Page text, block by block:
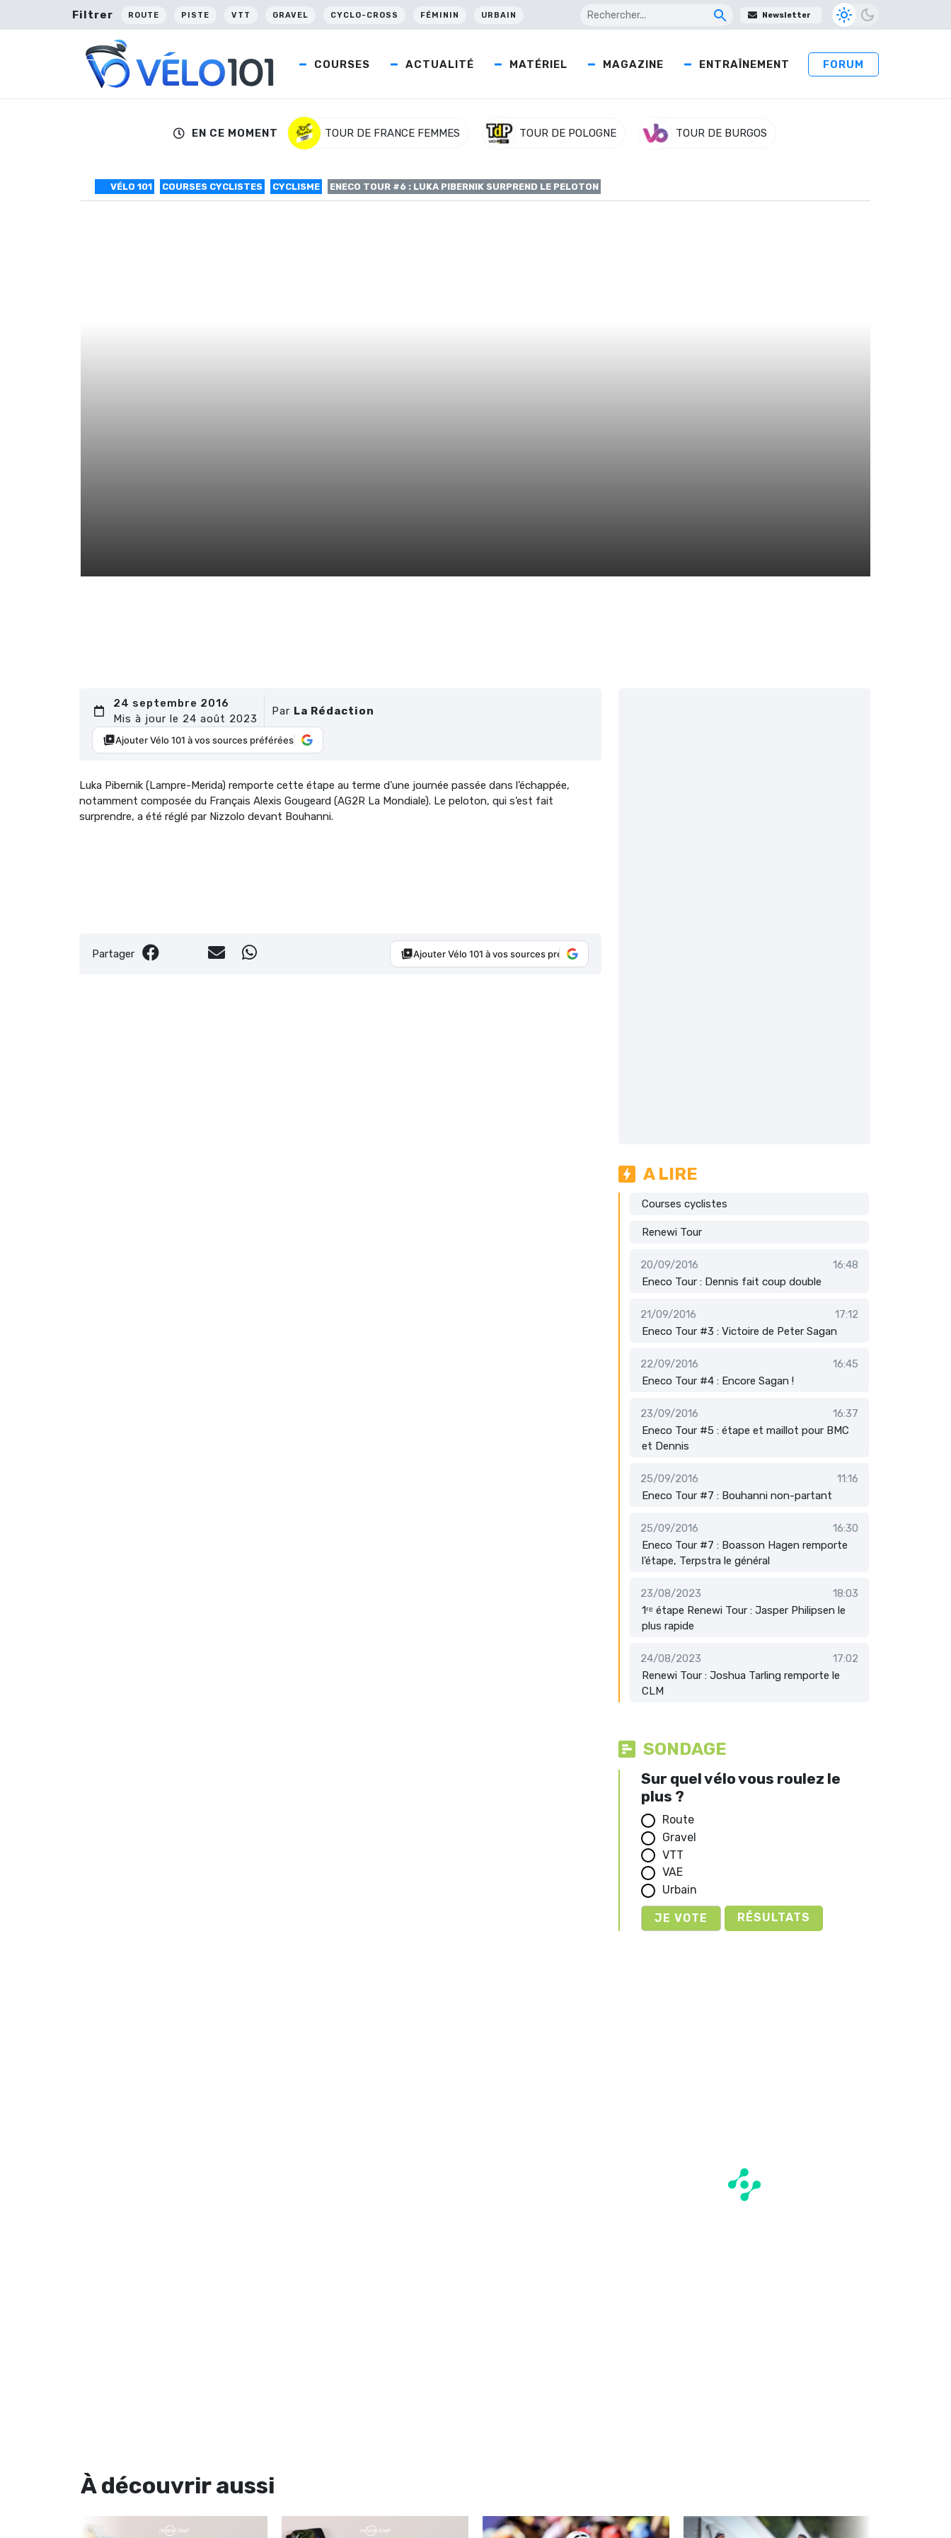
Filtrer ROUTE PISTE VTT GRAVEL CYCLO-CROSS FÉMININ URBAIN Newsletter
COURSES ACTUALITÉ MATÉRIEL MAGAZINE ENTRAÎNEMENT FORUM
EN CE MOMENT TOUR DE FRANCE FEMMES TOUR DE POLOGNE TOUR DE BURGOS
VÉLO 101 COURSES CYCLISTES CYCLISME ENECO TOUR #6 : LUKA PIBERNIK SURPREND LE PELOTON
24 septembre 2016
Mis à jour le 24 août 2023
Par La Rédaction
Ajouter Vélo 101 à vos sources préférées
Luka Pibernik (Lampre-Merida) remporte cette étape au terme d’une journée passée dans l’échappée,
notamment composée du Français Alexis Gougeard (AG2R La Mondiale). Le peloton, qui s’est fait
surprendre, a été réglé par Nizzolo devant Bouhanni.
Partager Ajouter Vélo 101 à vos sources préférées
A LIRE
Courses cyclistes
Renewi Tour
20/09/2016
16:48
Eneco Tour : Dennis fait coup double
21/09/2016
17:12
Eneco Tour #3 : Victoire de Peter Sagan
22/09/2016
16:45
Eneco Tour #4 : Encore Sagan !
23/09/2016
16:37
Eneco Tour #5 : étape et maillot pour BMC
et Dennis
25/09/2016
11:16
Eneco Tour #7 : Bouhanni non-partant
25/09/2016
16:30
Eneco Tour #7 : Boasson Hagen remporte
l’étape, Terpstra le général
23/08/2023
18:03
1ʳᵉ étape Renewi Tour : Jasper Philipsen le
plus rapide
24/08/2023
17:02
Renewi Tour : Joshua Tarling remporte le
CLM
SONDAGE
Sur quel vélo vous roulez le
plus ?
Route
Gravel
VTT
VAE
Urbain
RÉSULTATS
À découvriraussi